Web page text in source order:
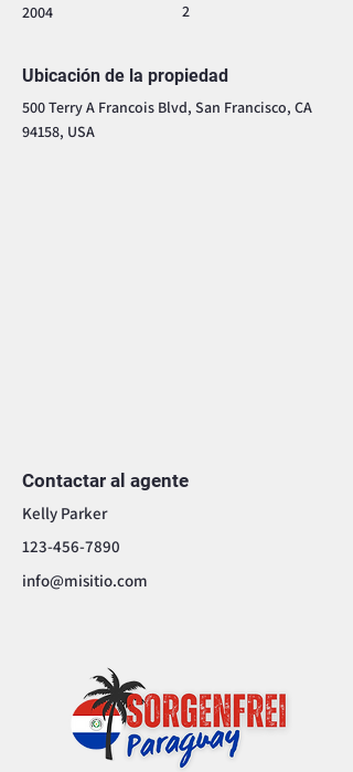
2004
2
Ubicación de la propiedad
500 Terry A Francois Blvd, San Francisco, CA
94158, USA
Contactar al agente
Kelly Parker
123-456-7890
info@misitio.com